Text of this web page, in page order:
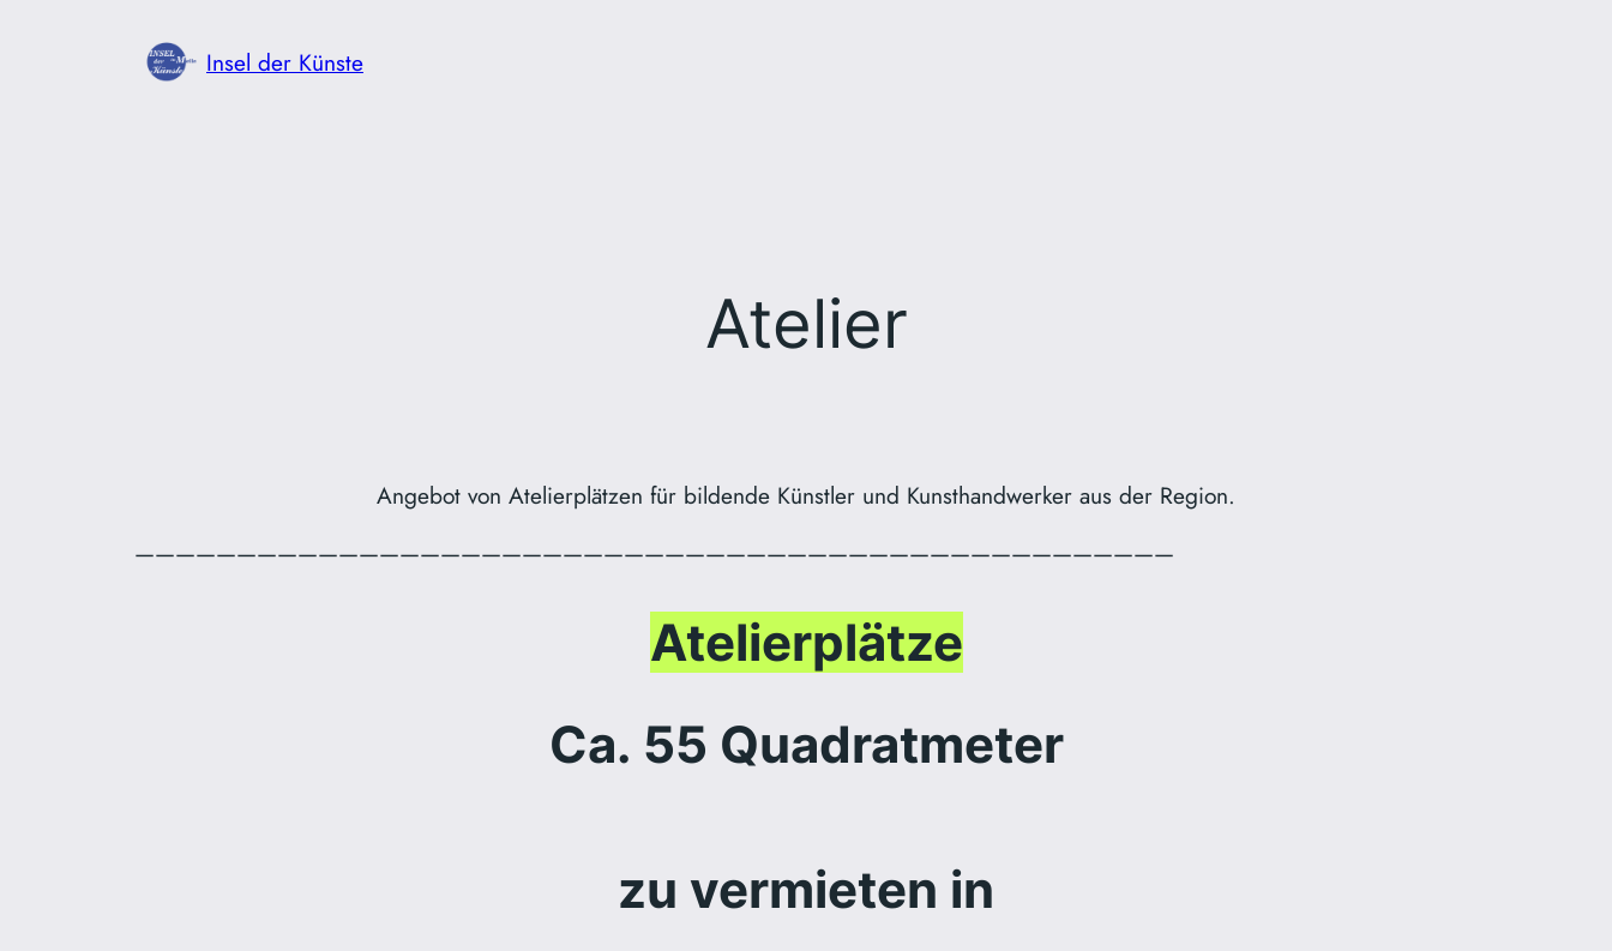
Insel der Künste
Atelier
Angebot von Atelierplätzen für bildende Künstler und Kunsthandwerker aus der Region.
———————————————————————————————————————————————————
Atelierplätze
Ca. 55 Quadratmeter
zu vermieten in